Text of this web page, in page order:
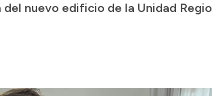
nuevo edificio de la Unidad